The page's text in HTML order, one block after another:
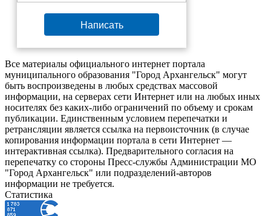
Написать
Все материалы официального интернет портала
муниципального образования "Город Архангельск" могут
быть воспроизведены в любых средствах массовой
информации, на серверах сети Интернет или на любых иных
носителях без каких-либо ограничений по объему и срокам
публикации. Единственным условием перепечатки и
ретрансляции является ссылка на первоисточник (в случае
копирования информации портала в сети Интернет —
интерактивная ссылка). Предварительного согласия на
перепечатку со стороны Пресс-службы Администрации МО
"Город Архангельск" или подразделений-авторов
информации не требуется.
Статистика